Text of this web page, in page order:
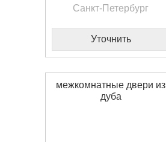
Санкт-Петербург
Уточнить
межкомнатные двери из
дуба